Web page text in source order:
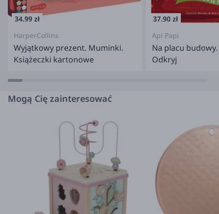
34.99 zł
HarperCollins
Wyjątkowy prezent. Muminki.
Książeczki kartonowe
37.90 zł
Api Papi
Na placu
Odkryj
Mogą Cię zainteresować